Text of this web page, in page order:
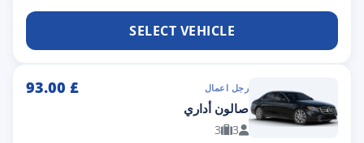
SELECT VEHICLE
رجل اعمال £
93.00
صالون أداري
3
3